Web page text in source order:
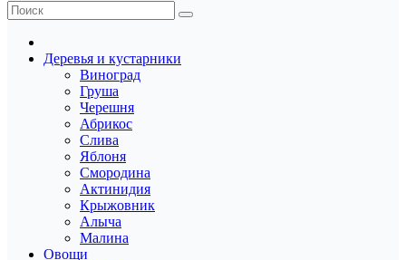
Деревья и кустарники
Виноград
Груша
Черешня
Абрикос
Слива
Яблоня
Смородина
Актинидия
Крыжовник
Алыча
Малина
Овощи